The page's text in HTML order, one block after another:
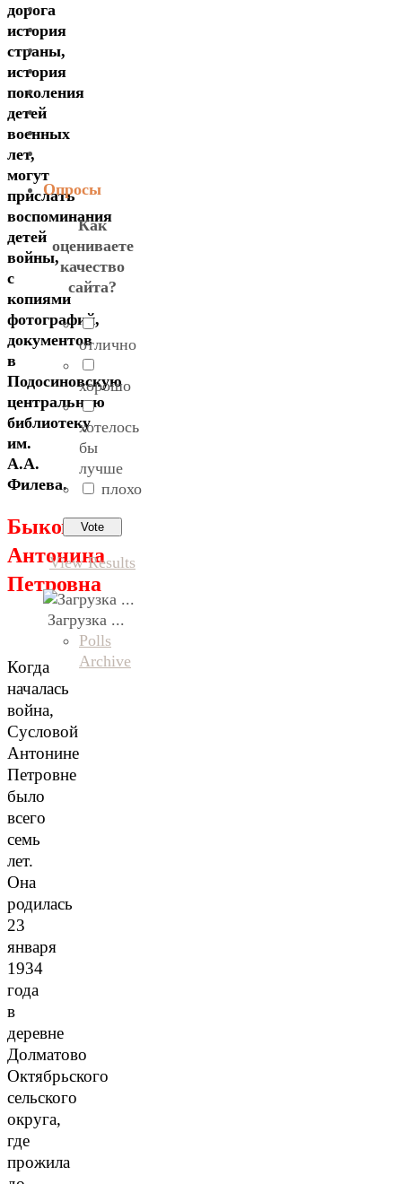
дорога
история
страны,
история
поколения
детей
военных
лет,
могут
прислать
воспоминания
детей
войны,
с
копиями
фотографий,
документов
в
Подосиновскую
центральную
библиотеку
им.
А.А.
Филева.
Быкова
Антонина
Петровна
Когда
началась
война,
Сусловой
Антонине
Петровне
было
всего
семь
лет.
Она
родилась
23
января
1934
года
в
деревне
Долматово
Октябрьского
сельского
округа,
где
прожила
Опросы
Как
оцениваете
качество
сайта?
отлично
хорошо
хотелось
бы
лучше
плохо
View Results
Загрузка ...
Polls
Archive